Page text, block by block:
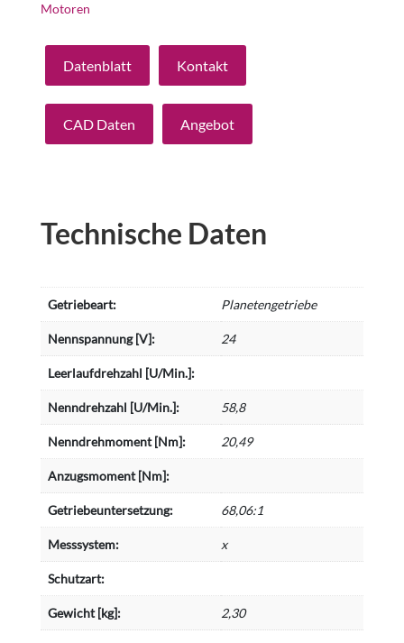
Motoren
Datenblatt Kontakt
CAD Daten Angebot
Technische Daten
Getriebeart: Planetengetriebe
Nennspannung [V]: 24
Leerlaufdrehzahl [U/Min.]:
Nenndrehzahl [U/Min.]: 58,8
Nenndrehmoment [Nm]: 20,49
Anzugsmoment [Nm]:
Getriebeuntersetzung: 68,06:1
Messsystem: x
Schutzart:
Gewicht [kg]: 2,30